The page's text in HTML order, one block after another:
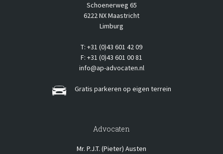
Schoenerweg 65
6222 NX Maastricht
Limburg
T: +31 (0)43 601 42 09
F: +31 (0)43 601 00 81
info@ap-advocaten.nl
Gratis parkeren op eigen terrein
Advocaten
Mr. P.J.T. (Pieter) Austen